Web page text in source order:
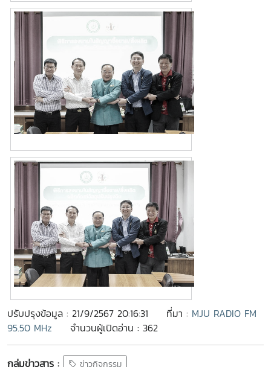
ปรับปรุงข้อมูล : 21/9/2567 20:16:31 ที่มา : MJU RADIO FM
95.50 MHz
จำนวนผู้เปิดอ่าน : 362
กลุ่มข่าวสาร : ข่าวกิจกรรม